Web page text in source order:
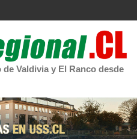
Valdivia y El Ranco desde